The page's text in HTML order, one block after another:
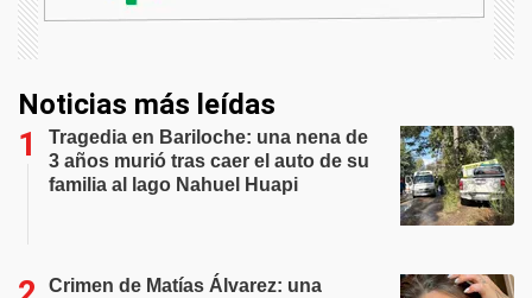
Noticias más leídas
Tragedia en Bariloche: una nena de
3 años murió tras caer el auto de su
familia al lago Nahuel Huapi
Crimen de Matías Álvarez: una